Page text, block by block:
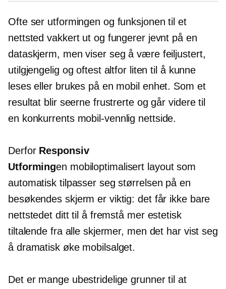
Ofte ser utformingen og funksjonen til et
nettsted vakkert ut og fungerer jevnt på en
dataskjerm, men viser seg å være feiljustert,
utilgjengelig og oftest altfor liten til å kunne
leses eller brukes på en mobil enhet. Som et
resultat blir seerne frustrerte og går videre til
en konkurrents mobil-vennlig nettside.
Derfor Responsiv
Utformingen mobiloptimalisert layout som
automatisk tilpasser seg størrelsen på en
besøkendes skjerm er viktig: det får ikke bare
nettstedet ditt til å fremstå mer estetisk
tiltalende fra alle skjermer, men det har vist seg
å dramatisk øke mobilsalget.
Det er mange ubestridelige grunner til at